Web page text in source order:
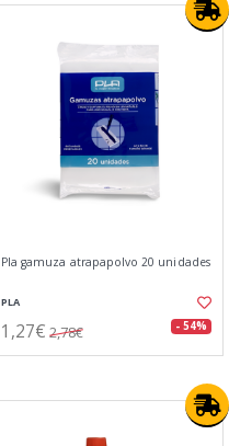
Pla gamuza atrapapolvo 20 unidades
PLA
1,27€ 2,78€ - 54%